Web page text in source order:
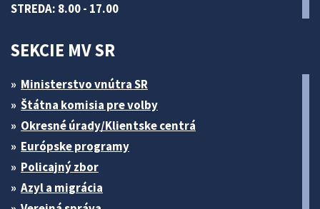
STREDA: 8.00 - 17.00
SEKCIE MV SR
Ministerstvo vnútra SR
Štátna komisia pre volby
Okresné úrady/Klientske centrá
Európske programy
Policajný zbor
Azyl a migrácia